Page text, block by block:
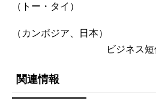
（トー・タイ）
（カンボジア、日本）
ビジネス
関連情報